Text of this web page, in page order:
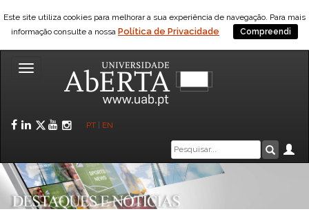
Este site utiliza cookies para melhorar a sua experiência de navegação. Para mais
informação consulte a nossa Política de Privacidade Compreendi
Toggle
Facebook
LinkedIn
Twitter
YouTube
Instagram
PT EN
Caixa
de
pesquisa